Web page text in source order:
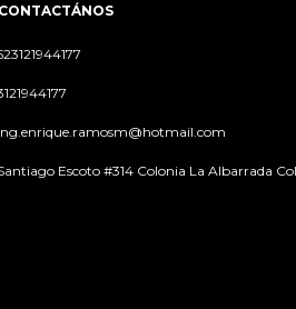
CONTACTÁNOS
Escoto #314 Colonia La Albarrada